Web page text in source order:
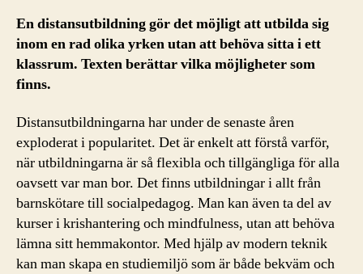
En distansutbildning gör det möjligt att utbilda sig
inom en rad olika yrken utan att behöva sitta i ett
klassrum. Texten berättar vilka möjligheter som
finns.
Distansutbildningarna har under de senaste åren
exploderat i popularitet. Det är enkelt att förstå varför,
när utbildningarna är så flexibla och tillgängliga för alla
oavsett var man bor. Det finns utbildningar i allt från
barnskötare till socialpedagog. Man kan även ta del av
kurser i krishantering och mindfulness, utan att behöva
lämna sitt hemmakontor. Med hjälp av modern teknik
kan man skapa en studiemiljö som är både bekväm och